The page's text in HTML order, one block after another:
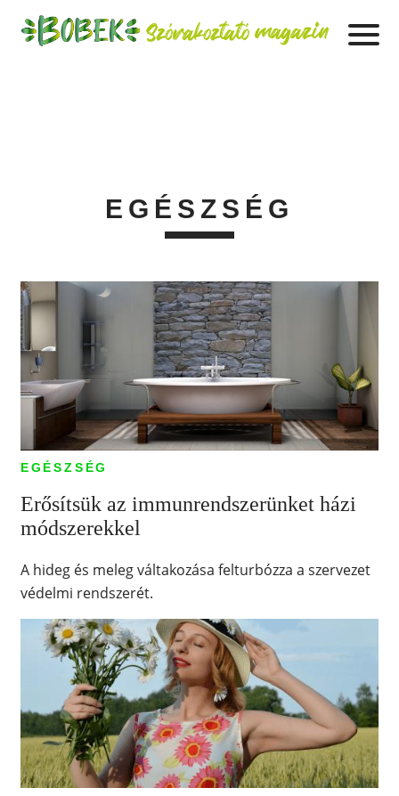
EGÉSZSÉG
EGÉSZSÉG
Erősítsük az immunrendszerünket házi
módszerekkel
A hideg és meleg váltakozása felturbózza a szervezet
védelmi rendszerét.